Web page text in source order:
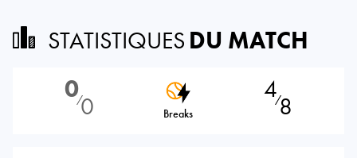
STATISTIQUES DU MATCH
0⁄0 Breaks
4⁄8